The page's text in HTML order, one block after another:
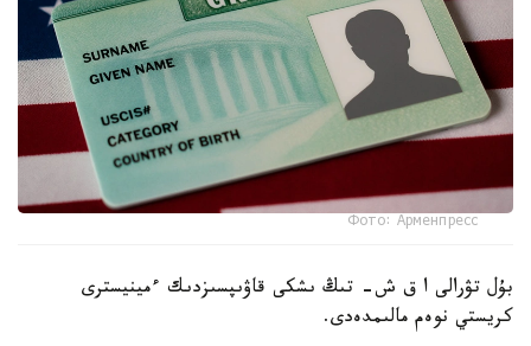
Фото: Арменпресс
بۇل تۋرالى ا ق ش- تىڭ ىشكى قاۋىپسىزدىك ءمينيسترى
كريستي نوەم مالىمدەدى.